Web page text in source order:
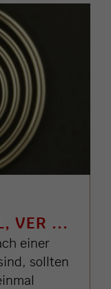
VER ...
einer
sollten